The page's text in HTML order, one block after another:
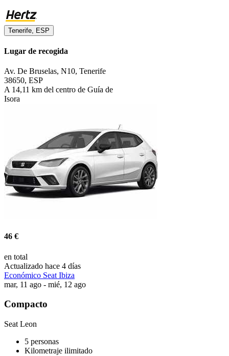
Tenerife, ESP
Lugar de recogida
Av. De Bruselas, N10, Tenerife
38650, ESP
A 14,11 km del centro de Guía de
Isora
46 €
en total
Actualizado hace 4 días
Económico Seat Ibiza
mar, 11 ago - mié, 12 ago
Compacto
Seat Leon
5 personas
Kilometraje ilimitado